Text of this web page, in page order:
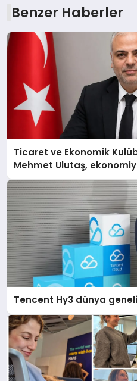
Benzer Haberler
Ticaret ve Ekonomik
Mehmet Ulutaş,
açıklamada şunları
Tencent Hy3 dünya